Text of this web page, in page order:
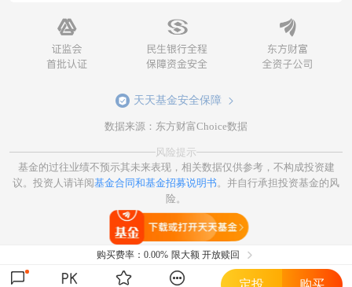
天天基金安全保障
数据来源：东方财富Choice数据
风险提示
基金的过往业绩不预示其未来表现，相关数据仅供参考，不构成投资建
议。投资人请详阅基金合同和基金招募说明书 。并自行承担投资基金的风
险。
购买费率： 0.00% 限大额 开放赎回
定投 购买
打开天天基金